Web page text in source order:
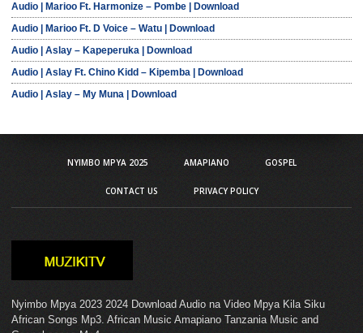
Audio | Marioo Ft. Harmonize – Pombe | Download
Audio | Marioo Ft. D Voice – Watu | Download
Audio | Aslay – Kapeperuka | Download
Audio | Aslay Ft. Chino Kidd – Kipemba | Download
Audio | Aslay – My Muna | Download
NYIMBO MPYA 2025 AMAPIANO GOSPEL
CONTACT US PRIVACY POLICY
Nyimbo Mpya 2023 2024 Download Audio na Video Mpya Kila Siku
African Songs Mp3. African Music Amapiano Tanzania Music and